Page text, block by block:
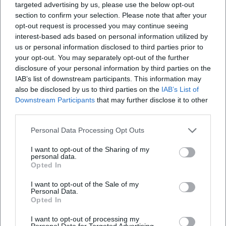
targeted advertising by us, please use the below opt-out
section to confirm your selection. Please note that after your
opt-out request is processed you may continue seeing
interest-based ads based on personal information utilized by
us or personal information disclosed to third parties prior to
your opt-out. You may separately opt-out of the further
disclosure of your personal information by third parties on the
IAB’s list of downstream participants. This information may
also be disclosed by us to third parties on the IAB’s List of
Downstream Participants that may further disclose it to other
Personal Data Processing Opt Outs
I want to opt-out of the Sharing of my
personal data.
Opted In
I want to opt-out of the Sale of my
Personal Data.
Opted In
I want to opt-out of processing my
Plattensammeln, Kuratieren und das „Ranking“ von
Erlebnissen gesprochen wird. About a Boy brachte eine
sensible Männlichkeitsstudie ins Mainstream-Kino; Juliet,
Naked seziert die Ökologie des Fan-Seins im digitalen
Zeitalter. Als Essayist formt Hornby einen Kanon des
Alltags – nicht aus Denkmälern, sondern aus Songs, die
Menschen wirklich hören.
Diskographie & musikbezogene Arbeiten (Auswahl)
- Lonely Avenue (Album mit Ben Folds, Lyrics von Nick
Hornby): Ein Studio-Set, das erzählerische Prägnanz in
Melodie übersetzt und im Studio-Arrangement feine
- Songbook/31 Songs (Essays): Eine kuratierte Sammlung,
die wie eine kommentierte Playlist funktioniert und
- Roman Juliet, Naked: Ein Musikroman über künstlerische
Rückzüge, Bootlegs und späte Offenbarungen.